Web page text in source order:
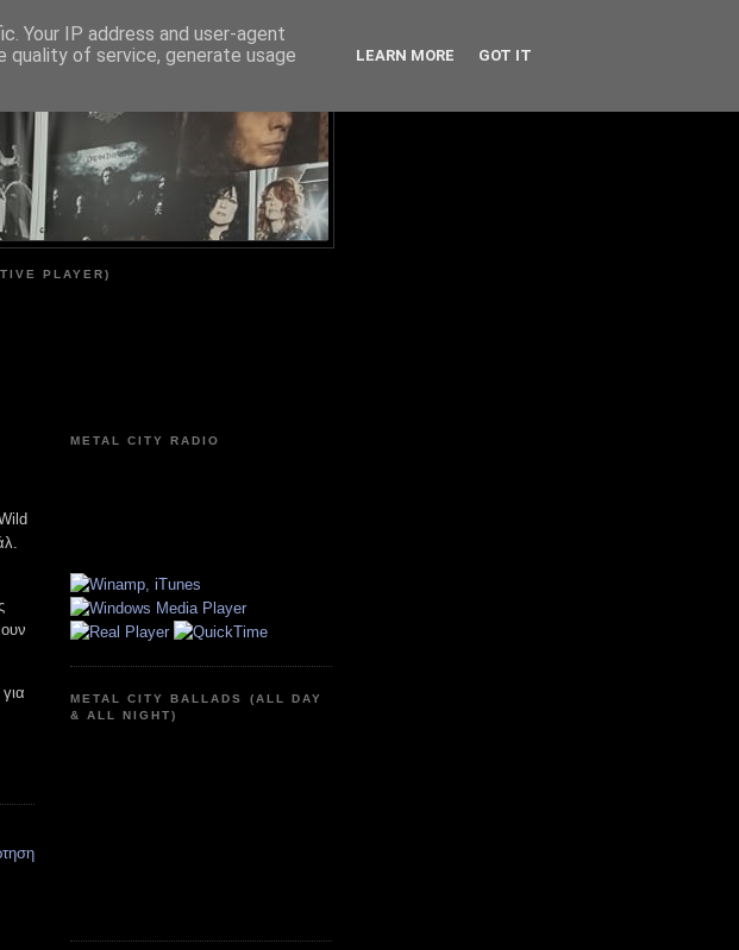
PLAYER)
METAL CITY RADIO
METAL CITY BALLADS (ALL DAY
& ALL NIGHT)
Your IP address and user-agent
quality of service, generate usage
LEARN MORE GOT IT